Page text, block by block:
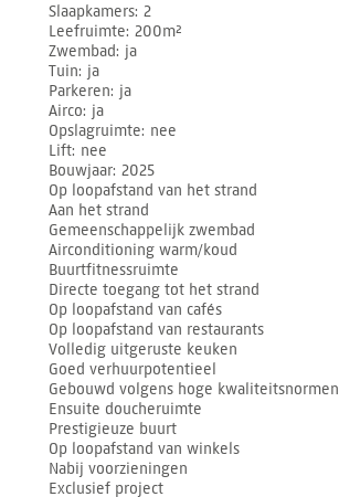
Slaapkamers 2
Leefruimte 200m²
Zwembad ja
Tuin ja
Parkeren ja
Airco ja
Opslagruimte nee
Lift nee
Bouwjaar 2025
Op loopafstand van het strand
Aan het strand
Gemeenschappelijk zwembad
Airconditioning warm/koud
Buurtfitnessruimte
Directe toegang tot het strand
Op loopafstand van cafés
Op loopafstand van restaurants
Volledig uitgeruste keuken
Goed verhuurpotentieel
Gebouwd volgens hoge kwaliteitsnormen
Ensuite doucheruimte
Prestigieuze buurt
Op loopafstand van winkels
Nabij voorzieningen
Exclusief project